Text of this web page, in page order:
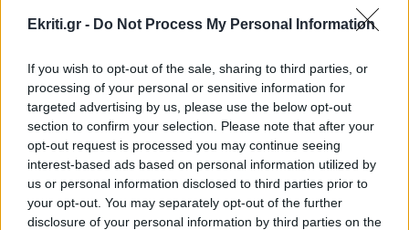
Ekriti.gr - Do Not Process My Personal Information
If you wish to opt-out of the sale, sharing to third parties, or
processing of your personal or sensitive information for
targeted advertising by us, please use the below opt-out
section to confirm your selection. Please note that after your
opt-out request is processed you may continue seeing
interest-based ads based on personal information utilized by
us or personal information disclosed to third parties prior to
your opt-out. You may separately opt-out of the further
disclosure of your personal information by third parties on the
Κρήτη - Θερινές εκπτώσεις: Με "αιμοδότες"
γάμους και βαπτίσεις κινείται η αγορά
18:00
GOSSIP - LIFESTYLE
Στο Ρέθυμνο για διακοπές ο ηθοποιός
Αναστάσης Ροϊλός